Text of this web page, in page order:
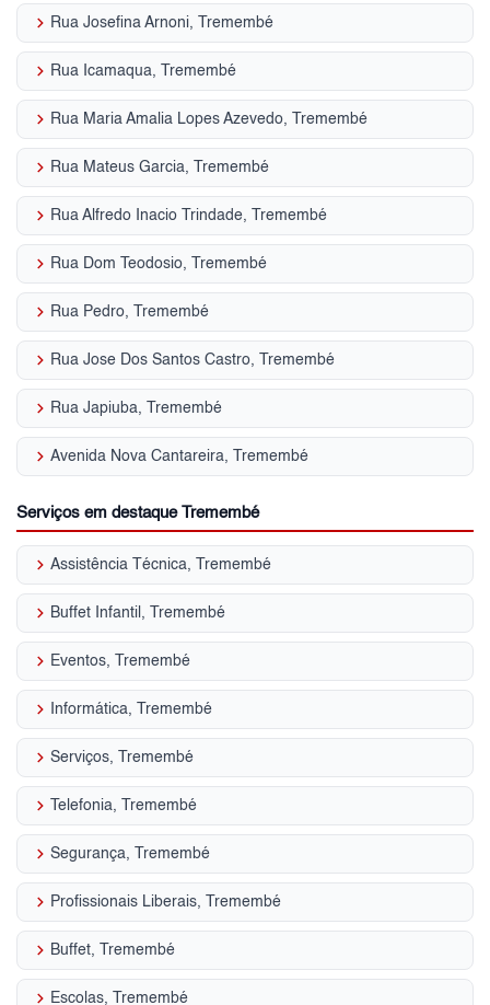
keyboard_arrow_right Rua Josefina Arnoni, Tremembé
keyboard_arrow_right Rua Icamaqua, Tremembé
keyboard_arrow_right Rua Maria Amalia Lopes Azevedo, Tremembé
keyboard_arrow_right Rua Mateus Garcia, Tremembé
keyboard_arrow_right Rua Alfredo Inacio Trindade, Tremembé
keyboard_arrow_right Rua Dom Teodosio, Tremembé
keyboard_arrow_right Rua Pedro, Tremembé
keyboard_arrow_right Rua Jose Dos Santos Castro, Tremembé
keyboard_arrow_right Rua Japiuba, Tremembé
keyboard_arrow_right Avenida Nova Cantareira, Tremembé
Serviços em destaque Tremembé
keyboard_arrow_right Assistência Técnica, Tremembé
keyboard_arrow_right Buffet Infantil, Tremembé
keyboard_arrow_right Eventos, Tremembé
keyboard_arrow_right Informática, Tremembé
keyboard_arrow_right Serviços, Tremembé
keyboard_arrow_right Telefonia, Tremembé
keyboard_arrow_right Segurança, Tremembé
keyboard_arrow_right Profissionais Liberais, Tremembé
keyboard_arrow_right Buffet, Tremembé
keyboard_arrow_right Escolas, Tremembé